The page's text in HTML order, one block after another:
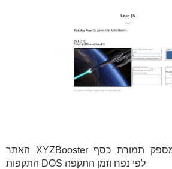
האתר XYZBooster למשל ,הוא אתר שמספק תמורת כסף
התקפות DOS לפי נפח וזמן התקפה